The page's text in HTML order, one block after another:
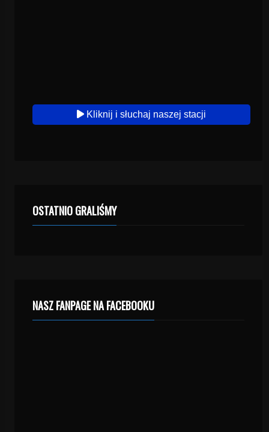
Kliknij i słuchaj naszej stacji
OSTATNIO GRALIŚMY
NASZ FANPAGE NA FACEBOOKU